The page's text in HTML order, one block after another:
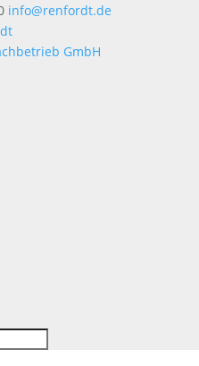
info@renfordt.de